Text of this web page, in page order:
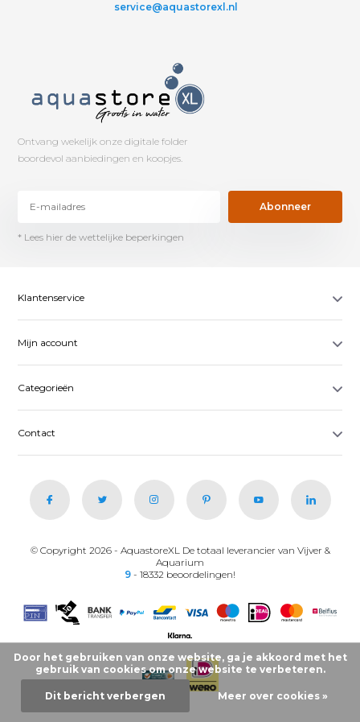
service@aquastorexl.nl
Ontvang wekelijk onze digitale folder
boordevol aanbiedingen en koopjes.
Abonneer
* Lees hier de wettelijke beperkingen
Klantenservice
Mijn account
Categorieën
Contact
© Copyright 2026 - AquastoreXL De totaal leverancier van Vijver &
Aquarium
9 - 18332 beoordelingen!
Door het gebruiken van onze website, ga je akkoord met het
gebruik van cookies om onze website te verbeteren.
Dit bericht verbergen Meer over cookies »